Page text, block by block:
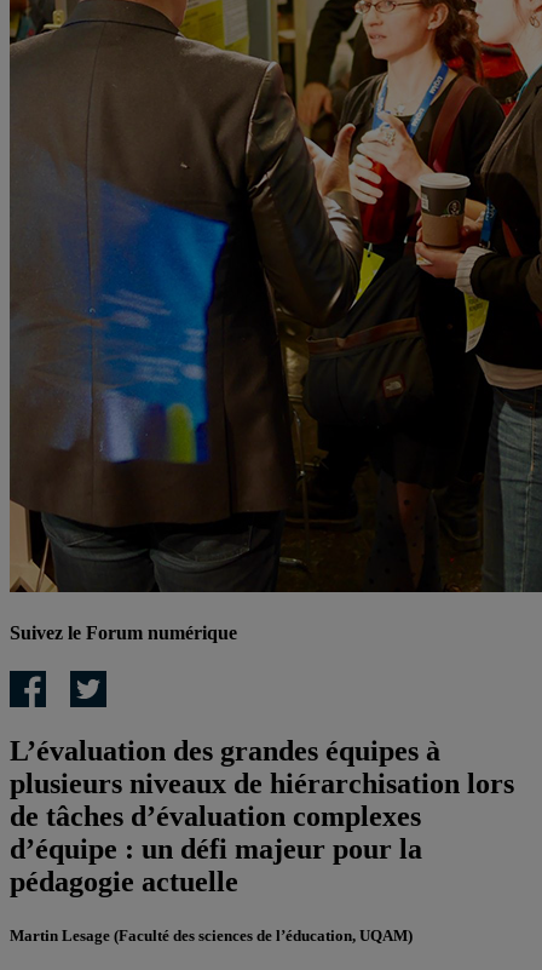
Suivez le Forum numérique
L’évaluation des grandes équipes à
plusieurs niveaux de hiérarchisation lors
de tâches d’évaluation complexes
d’équipe : un défi majeur pour la
pédagogie actuelle
Martin Lesage (Faculté des sciences de l’éducation, UQAM)